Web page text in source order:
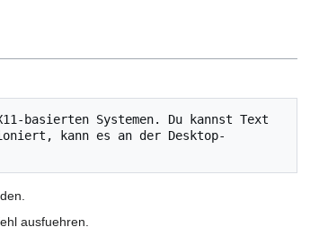
basierten Systemen. Du kannst Text
kann es an der Desktop-
ausfuehren.